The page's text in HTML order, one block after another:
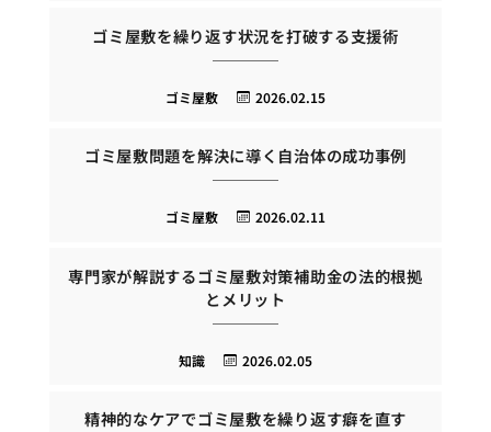
ゴミ屋敷を繰り返す状況を打破する支援術
2026.02.15
ゴミ屋敷
ゴミ屋敷問題を解決に導く自治体の成功事例
2026.02.11
ゴミ屋敷
専門家が解説するゴミ屋敷対策補助金の法的根拠
とメリット
2026.02.05
知識
精神的なケアでゴミ屋敷を繰り返す癖を直す